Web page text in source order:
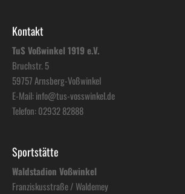
Kontakt
TuS Voßwinkel 1919 e.V.
Bruchstr. 5
59757 Arnsberg-Voßwinkel
E-Mail:info@tus-vosswinkel.de
Telefon:02932 82888
Sportstätte
Waldstadion Voßwinkel
Franziskusstraße / Waldemey